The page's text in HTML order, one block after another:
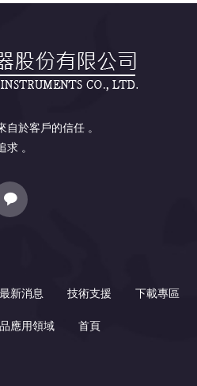
於客戶的信任 。
。
最新消息 技術支援 下載專區
應用領域 首頁